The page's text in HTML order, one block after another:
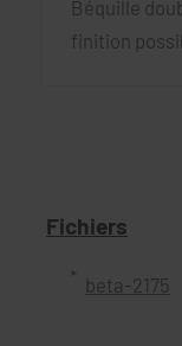
Béquille
finition
Fichiers
beta-2175